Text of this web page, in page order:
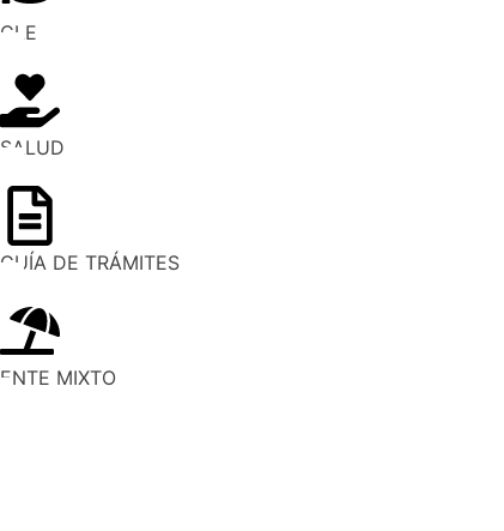
CLE
SALUD
GUÍA DE TRÁMITES
ENTE MIXTO